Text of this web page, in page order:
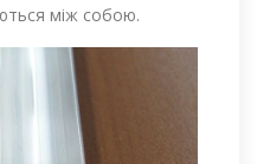
між собою.